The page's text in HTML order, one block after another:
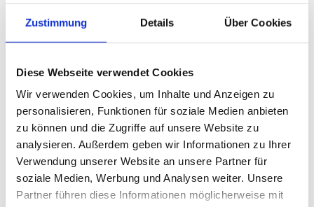
Zustimmung Details Über Cookies
Diese Webseite verwendet Cookies
Wir verwenden Cookies, um Inhalte und Anzeigen zu
personalisieren, Funktionen für soziale Medien anbieten
zu können und die Zugriffe auf unsere Website zu
analysieren. Außerdem geben wir Informationen zu Ihrer
Verwendung unserer Website an unsere Partner für
soziale Medien, Werbung und Analysen weiter. Unsere
Partner führen diese Informationen möglicherweise mit
Zum Aufhängen und Ablegen von Oberbekleidung wie Jacke,
Hut und Mantel, kurz gesagt der Garderobe wird ein Schrank
der Ausstattung in die Eingangsdiele passen und andererseits
mit seinem Material inklusive dem Design Ihren
Vorstellungen entsprechen.
Der Einzug in das neue Eigenheim oder der Wohnungsumzug
sind willkommene bis notwendige Anlässe, um
Garderobenschränke nach Maß anfertigen zu lassen. Der
Garderobenschrank nach Maß ist oftmals das i-Tüpfelchen
für die Einrichtung des Eingangsbereiches.